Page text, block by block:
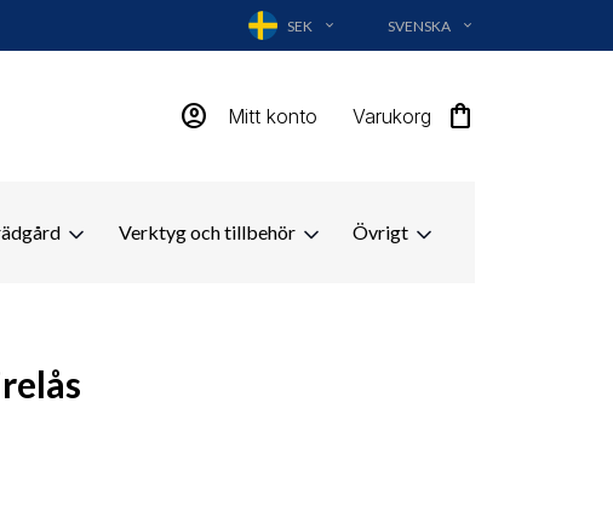
SEK EXPAND_MORE SVENSKA EXPAND_MORE
account_circle Mitt konto Varukorg shopping_bag
Verktyg och tillbehör Övrigt